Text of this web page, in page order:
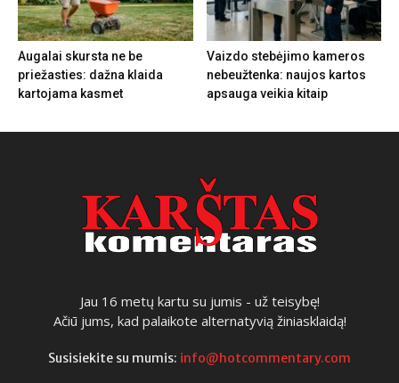
Augalai skursta ne be
priežasties: dažna klaida
kartojama kasmet
Vaizdo stebėjimo kameros
nebeužtenka: naujos kartos
apsauga veikia kitaip
Jau 16 metų kartu su jumis - už teisybę!
Ačiū jums, kad palaikote alternatyvią žiniasklaidą!
Susisiekite su mumis: info@hotcommentary.com